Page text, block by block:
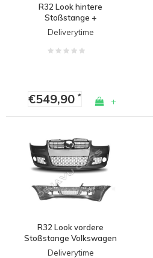
R32 Look hintere
Stoßstange +
Sportauspuff für
Volkswagen Golf 5
Deliverytime
€549,90* +
R32 Look vordere
Stoßstange Volkswagen
Golf 5
Deliverytime